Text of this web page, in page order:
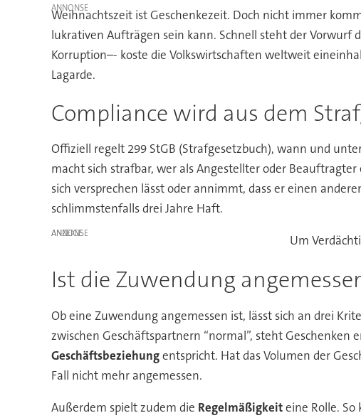
Weihnachtszeit ist Geschenkezeit. Doch nicht immer
lukrativen Aufträgen sein kann. Schnell steht der Vorwurf
Korruption–- koste die Volkswirtschaften weltweit
Lagarde.
Compliance wird aus dem
Offiziell regelt 299 StGB (Strafgesetzbuch), wann und
macht sich strafbar, wer als Angestellter oder
sich versprechen lässt oder annimmt, dass er einen
schlimmstenfalls drei Jahre Haft.
ANZEIGE Um
Ist die Zuwendung
Ob eine Zuwendung angemessen ist, lässt sich an drei
zwischen Geschäftspartnern “normal”, steht
Geschäftsbeziehungentspricht. Hat das Volumen der
Fall nicht mehr angemessen.
Außerdem spielt zudem die Regelmäßigkeiteine Rolle. So